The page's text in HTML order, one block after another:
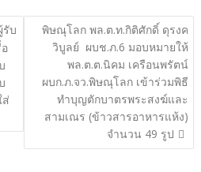
รับ
พิษณุโลก พล.ต.ท.กิติศักดิ์ ดุรงค
วิบูลย์ ผบช.ภ.6 มอบหมายให้
พล.ต.ต.นิคม เครือนพรัตน์
ผบก.ภ.จว.พิษณุโลก เข้าร่วมพิธี
ทำบุญตักบาตรพระสงฆ์และ
สามเณร (ข้าวสารอาหารแห้ง)
จำนวน 49 รูป